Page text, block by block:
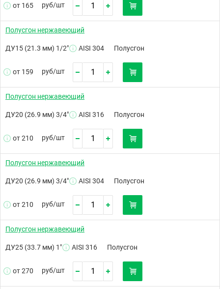
от 165 руб/шт
Полусгон нержавеющий
ДУ15 (21.3 мм) 1/2" AISI 304 Полусгон
от 159 руб/шт
Полусгон нержавеющий
ДУ20 (26.9 мм) 3/4" AISI 316 Полусгон
от 210 руб/шт
Полусгон нержавеющий
ДУ20 (26.9 мм) 3/4" AISI 304 Полусгон
от 210 руб/шт
Полусгон нержавеющий
ДУ25 (33.7 мм) 1" AISI 316 Полусгон
от 270 руб/шт